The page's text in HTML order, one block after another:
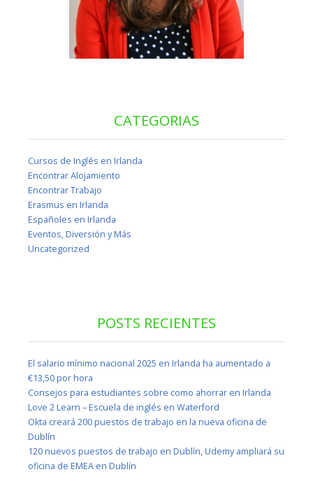
CATEGORIAS
Cursos de Inglés en Irlanda
Encontrar Alojamiento
Encontrar Trabajo
Erasmus en Irlanda
Españoles en Irlanda
Eventos, Diversión y Más
Uncategorized
POSTS RECIENTES
El salario mínimo nacional 2025 en Irlanda ha aumentado a
€13,50 por hora
Consejos para estudiantes sobre como ahorrar en Irlanda
Love 2 Learn – Escuela de inglés en Waterford
Okta creará 200 puestos de trabajo en la nueva oficina de
Dublín
120 nuevos puestos de trabajo en Dublín, Udemy ampliará su
oficina de EMEA en Dublín